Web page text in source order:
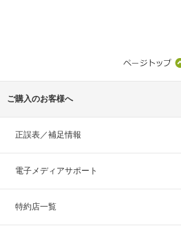
ご購入のお客様へ
正誤表／補足情報
電子メディアサポート
特約店一覧